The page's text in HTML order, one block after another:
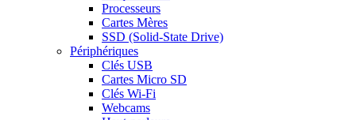
Processeurs
Cartes Mères
SSD (Solid-State Drive)
Périphériques
Clés USB
Cartes Micro SD
Clés Wi-Fi
Webcams